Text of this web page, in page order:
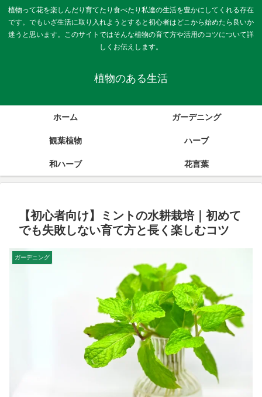
植物って花を楽しんだり育てたり食べたり私達の生活を豊かにしてくれる存在
です。でもいざ生活に取り入れようとすると初心者はどこから始めたら良いか
迷うと思います。このサイトではそんな植物の育て方や活用のコツについて詳
しくお伝えします。
植物のある生活
ホーム ガーデニング
観葉植物 ハーブ
和ハーブ 花言葉
【初心者向け】ミントの水耕栽培｜初めて
でも失敗しない育て方と長く楽しむコツ
ガーデニング